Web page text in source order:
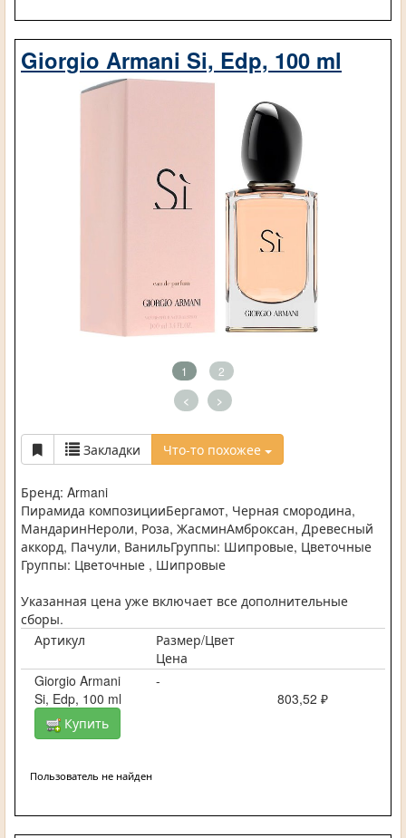
Giorgio Armani Si, Edp, 100 ml
1 2
< >
Закладки Что-то похожее
Бренд: Armani
Пирамида композицииБергамот, Черная смородина,
МандаринНероли, Роза, ЖасминАмброксан, Древесный
аккорд, Пачули, ВанильГруппы: Шипровые, Цветочные
Группы: Цветочные , Шипровые
Указанная цена уже включает все дополнительные
сборы.
Артикул
Размер/Цвет
Цена
Giorgio Armani
Si, Edp, 100 ml
-
803,52 ₽
Купить
Пользователь не найден